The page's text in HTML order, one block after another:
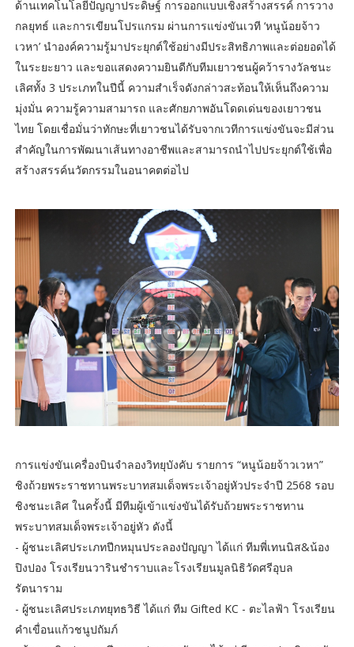
ด้านเทคโนโลยีปัญญาประดิษฐ์ การออกแบบเชิงสร้างสรรค์ การวาง
กลยุทธ์ และการเขียนโปรแกรม ผ่านการแข่งขันเวที ‘หนูน้อยจ้าว
เวหา’ นำองค์ความรู้มาประยุกต์ใช้อย่างมีประสิทธิภาพและต่อยอดได้
ในระยะยาว และขอแสดงความยินดีกับทีมเยาวชนผู้คว้ารางวัลชนะ
เลิศทั้ง 3 ประเภทในปีนี้ ความสำเร็จดังกล่าวสะท้อนให้เห็นถึงความ
มุ่งมั่น ความรู้ความสามารถ และศักยภาพอันโดดเด่นของเยาวชน
ไทย โดยเชื่อมั่นว่าทักษะที่เยาวชนได้รับจากเวทีการแข่งขันจะมีส่วน
สำคัญในการพัฒนาเส้นทางอาชีพและสามารถนำไปประยุกต์ใช้เพื่อ
สร้างสรรค์นวัตกรรมในอนาคตต่อไป
การแข่งขันเครื่องบินจำลองวิทยุบังคับ รายการ “หนูน้อยจ้าวเวหา”
ชิงถ้วยพระราชทานพระบาทสมเด็จพระเจ้าอยู่หัวประจำปี 2568 รอบ
ชิงชนะเลิศ ในครั้งนี้ มีทีมผู้เข้าแข่งขันได้รับถ้วยพระราชทาน
พระบาทสมเด็จพระเจ้าอยู่หัว ดังนี้
- ผู้ชนะเลิศประเภทปีกหมุนประลองปัญญา ได้แก่ ทีมพี่เทนนิส&น้อง
ปิงปอง โรงเรียนวารินชำราบและโรงเรียนมูลนิธิวัดศรีอุบล
รัตนาราม
- ผู้ชนะเลิศประเภทยุทธวิธี ได้แก่ ทีม Gifted KC - ตะไลฟ้า โรงเรียน
คำเขื่อนแก้วชนูปถัมภ์